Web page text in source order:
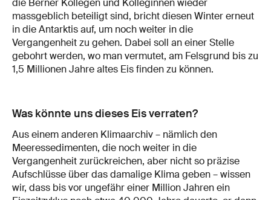
die Berner Kollegen und Kolleginnen wieder
massgeblich beteiligt sind, bricht diesen Winter erneut
in die Antarktis auf, um noch weiter in die
Vergangenheit zu gehen. Dabei soll an einer Stelle
gebohrt werden, wo man vermutet, am Felsgrund bis zu
1,5 Millionen Jahre altes Eis finden zu können.
Was könnte uns dieses Eis verraten?
Aus einem anderen Klimaarchiv – nämlich den
Meeressedimenten, die noch weiter in die
Vergangenheit zurückreichen, aber nicht so präzise
Aufschlüsse über das damalige Klima geben – wissen
wir, dass bis vor ungefähr einer Million Jahren ein